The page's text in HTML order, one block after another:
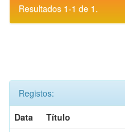
Resultados 1-1 de 1.
Registos:
Data
Título